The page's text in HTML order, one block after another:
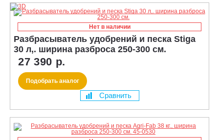
Нет в наличии
Разбрасыватель удобрений и песка Stiga
30 л,. ширина разброса 250-300 см.
27 390 р.
Подобрать аналог
Сравнить